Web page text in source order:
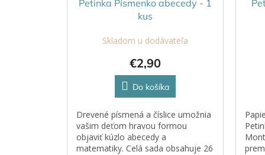
Petinka Písmenko abecedy - 1
kus
Skladom u dodávateľa
€2,90
Do košíka
Drevené písmená a číslice umožnia
vašim deťom hravou formou
objaviť kúzlo abecedy a
matematiky. Celá sada obsahuje 26